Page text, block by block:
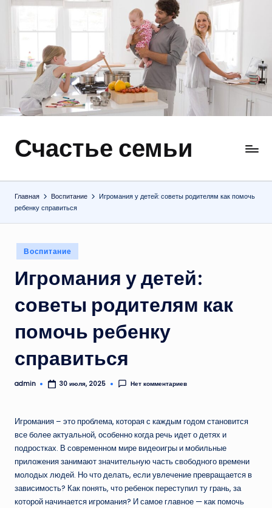
содержимому
Счастье семьи
Быт,
отношения
Главная Воспитание
Игромания у детей: советы родителям как помочь
ребенку справиться
Опубликовано
в
Воспитание
Игромания у детей:
советы родителям как
помочь ребенку
справиться
Запись
admin 30 июля, 2025 Нет комментариев
Игромания – это проблема, которая с каждым годом становится
все более актуальной, особенно когда речь идет о детях и
подростках. В современном мире видеоигры и мобильные
приложения занимают значительную часть свободного времени
молодых людей. Но что делать, если увлечение превращается в
зависимость? Как понять, что ребенок переступил ту грань, за
которой начинается игромания? И самое главное — как помочь